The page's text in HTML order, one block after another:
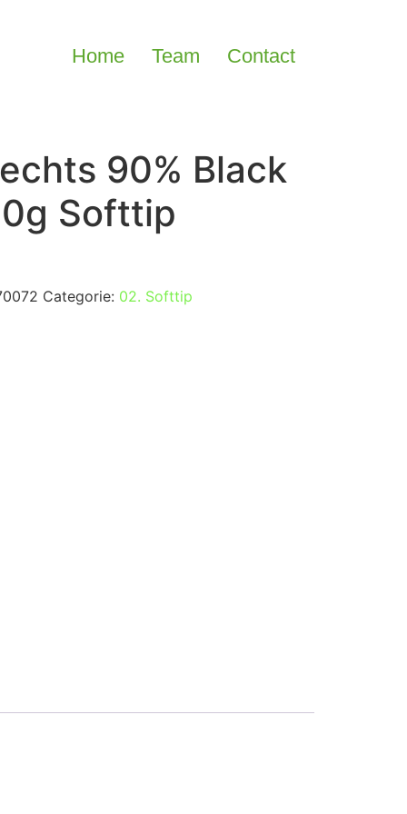
Home Team Contact
90% Black
Softtip
Categorie: 02. Softtip